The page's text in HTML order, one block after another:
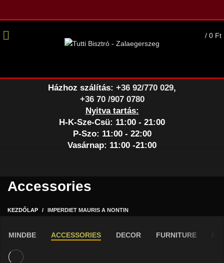
/ 0 Ft
Házhoz szálítás: +36 92/770 029,
+36 70 /907 0780
Nyitva tartás:
H-K-Sze-Csü: 11:00 - 21:00
P-Szo: 11:00 - 22:00
Vasárnap: 11:00 -21:00
Accessories
KEZDŐLAP IMPERDIET MAURIS A NONTIN
MINDBE ACCESSORIES DECOR FURNITURE